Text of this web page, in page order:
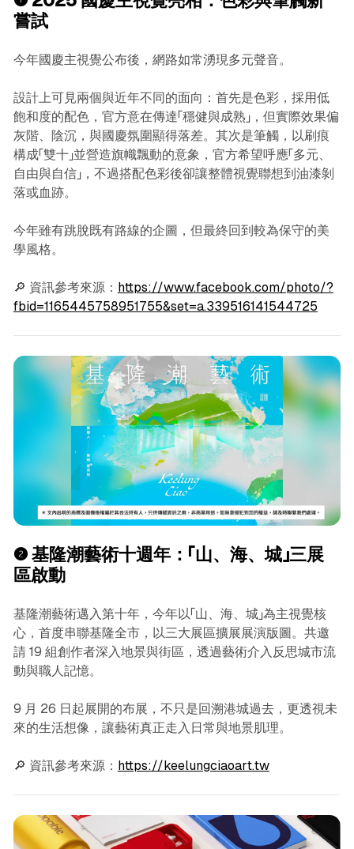
嘗試
今年國慶主視覺公布後，網路如常湧現多元聲音。
設計上可見兩個與近年不同的面向：首先是色彩，採用低
飽和度的配色，官方意在傳達「穩健與成熟」，但實際效果偏
灰階、陰沉，與國慶氛圍顯得落差。其次是筆觸，以刷痕
構成「雙十」並營造旗幟飄動的意象，官方希望呼應「多元、
自由與自信」，不過搭配色彩後卻讓整體視覺聯想到油漆剝
落或血跡。
今年雖有跳脫既有路線的企圖，但最終回到較為保守的美
學風格。
🔎 資訊參考來源： https://www.facebook.com/photo/?
fbid=1165445758951755&set=a.339516141544725
❷ 基隆潮藝術十週年：「山、海、城」三展
區啟動
基隆潮藝術邁入第十年，今年以「山、海、城」為主視覺核
心，首度串聯基隆全市，以三大展區擴展展演版圖。共邀
請 19 組創作者深入地景與街區，透過藝術介入反思城市流
動與職人記憶。
9 月 26 日起展開的布展，不只是回溯港城過去，更透視未
來的生活想像，讓藝術真正走入日常與地景肌理。
🔎 資訊參考來源： https://keelungciaoart.tw